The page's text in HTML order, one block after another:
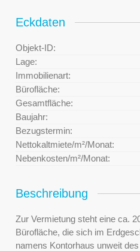
Eckdaten
Objekt-ID:
Lage:
Immobilienart:
Bürofläche:
Gesamtfläche:
Baujahr:
Bezugstermin:
Nettokaltmiete/m²/Monat:
Nebenkosten/m²/Monat:
Beschreibung
Zur Vermietung steht eine ca.
Bürofläche, die sich im
namens Kontorhaus unweit